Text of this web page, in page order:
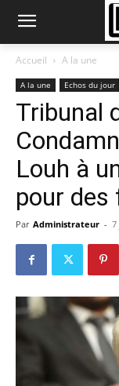
Accueil A la une
A la une Echos du jour
Tribunal
Louh à
pour
Par Administrateur - 7